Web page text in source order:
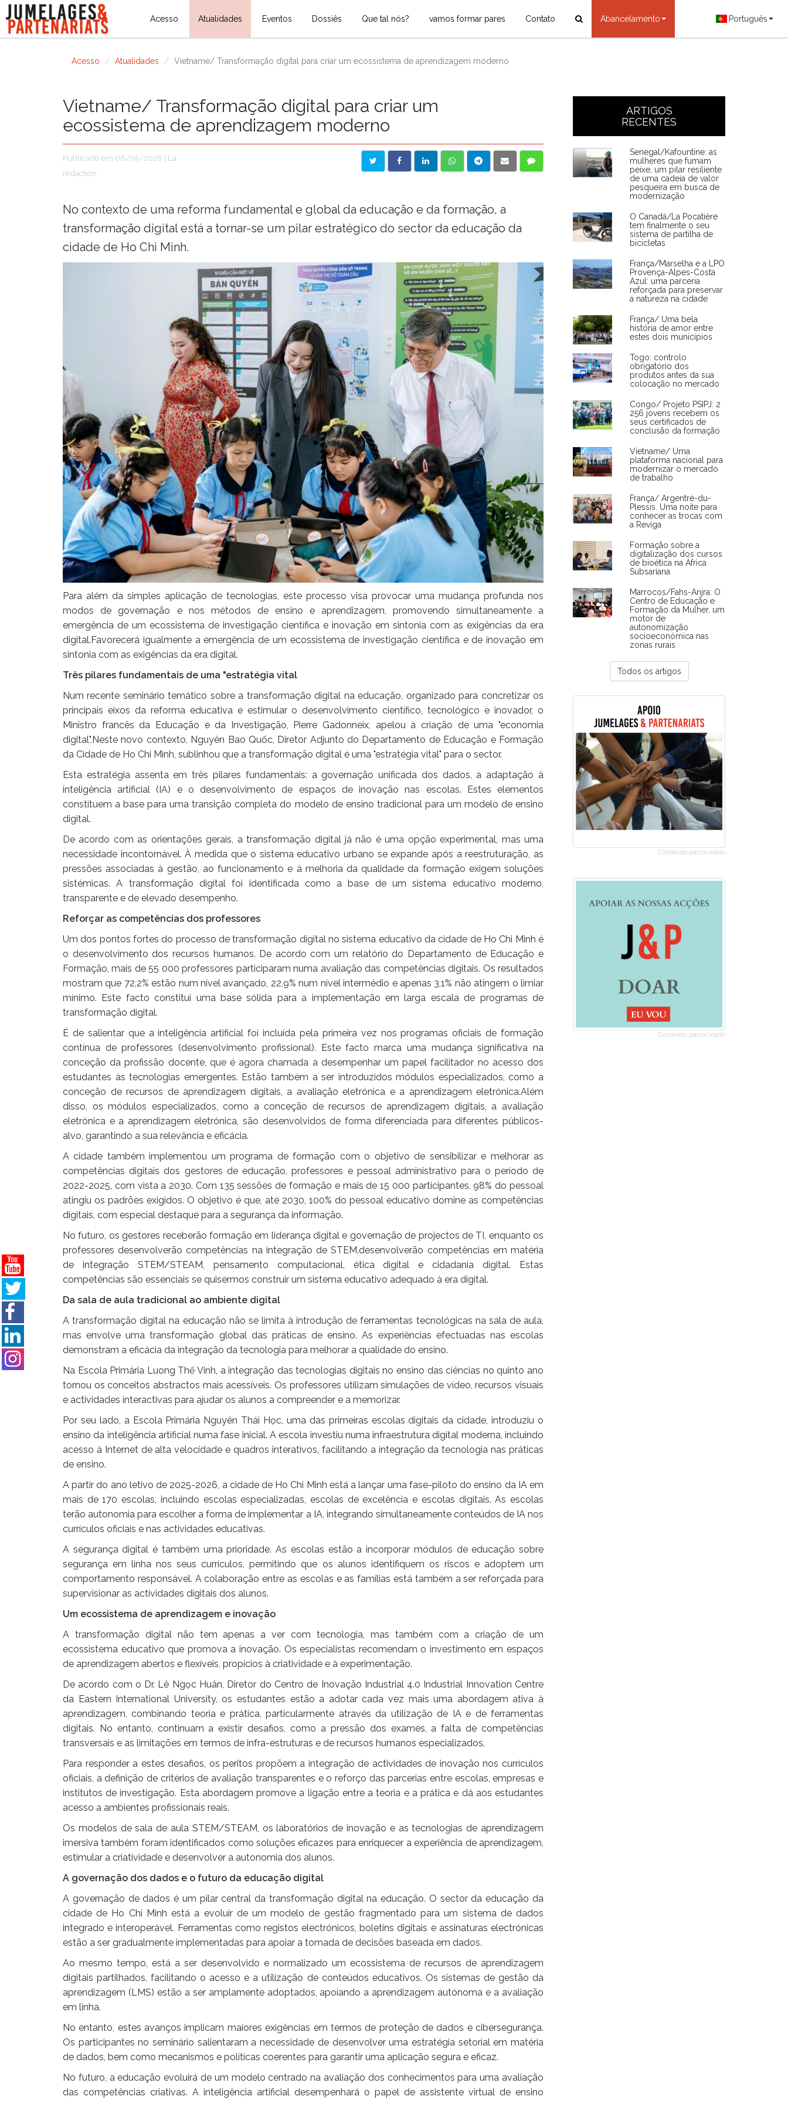
Acesso Atualidades Eventos Dossiês Que tal nós? vamos formar pares Contato Abancelamento Português
Acesso Atualidades Vietname/ Transformação digital para criar um ecossistema de aprendizagem moderno
Vietname/ Transformação digital para criar um
ecossistema de aprendizagem moderno
Publicado em 08/05/2026 | La
rédaction
No contexto de uma reforma fundamental e global da educação e da formação, a
transformação digital está a tornar-se um pilar estratégico do sector da educação da
cidade de Ho Chi Minh.
Para além da simples aplicação de tecnologias, este processo visa provocar uma mudança profunda nos
modos de governação e nos métodos de ensino e aprendizagem, promovendo simultaneamente a
emergência de um ecossistema de investigação científica e inovação em sintonia com as exigências da era
digital.Favorecerá igualmente a emergência de um ecossistema de investigação científica e de inovação em
sintonia com as exigências da era digital.
Três pilares fundamentais de uma "estratégia vital
Num recente seminário temático sobre a transformação digital na educação, organizado para concretizar os
principais eixos da reforma educativa e estimular o desenvolvimento científico, tecnológico e inovador, o
Ministro francês da Educação e da Investigação, Pierre Gadonneix, apelou à criação de uma "economia
digital".Neste novo contexto, Nguyên Bao Quốc, Diretor Adjunto do Departamento de Educação e Formação
da Cidade de Ho Chi Minh, sublinhou que a transformação digital é uma "estratégia vital" para o sector.
Esta estratégia assenta em três pilares fundamentais: a governação unificada dos dados, a adaptação à
inteligência artificial (IA) e o desenvolvimento de espaços de inovação nas escolas. Estes elementos
constituem a base para uma transição completa do modelo de ensino tradicional para um modelo de ensino
digital.
De acordo com as orientações gerais, a transformação digital já não é uma opção experimental, mas uma
necessidade incontornável. À medida que o sistema educativo urbano se expande após a reestruturação, as
pressões associadas à gestão, ao funcionamento e à melhoria da qualidade da formação exigem soluções
sistémicas. A transformação digital foi identificada como a base de um sistema educativo moderno,
transparente e de elevado desempenho.
Reforçar as competências dos professores
Um dos pontos fortes do processo de transformação digital no sistema educativo da cidade de Ho Chi Minh é
o desenvolvimento dos recursos humanos. De acordo com um relatório do Departamento de Educação e
Formação, mais de 55 000 professores participaram numa avaliação das competências digitais. Os resultados
mostram que 72,2% estão num nível avançado, 22,9% num nível intermédio e apenas 3,1% não atingem o limiar
mínimo. Este facto constitui uma base sólida para a implementação em larga escala de programas de
transformação digital.
É de salientar que a inteligência artificial foi incluída pela primeira vez nos programas oficiais de formação
contínua de professores (desenvolvimento profissional). Este facto marca uma mudança significativa na
conceção da profissão docente, que é agora chamada a desempenhar um papel facilitador no acesso dos
estudantes às tecnologias emergentes. Estão também a ser introduzidos módulos especializados, como a
conceção de recursos de aprendizagem digitais, a avaliação eletrónica e a aprendizagem eletrónica.Além
disso, os módulos especializados, como a conceção de recursos de aprendizagem digitais, a avaliação
eletrónica e a aprendizagem eletrónica, são desenvolvidos de forma diferenciada para diferentes públicos-
alvo, garantindo a sua relevância e eficácia.
A cidade também implementou um programa de formação com o objetivo de sensibilizar e melhorar as
competências digitais dos gestores de educação, professores e pessoal administrativo para o período de
2022-2025, com vista a 2030. Com 135 sessões de formação e mais de 15 000 participantes, 98% do pessoal
atingiu os padrões exigidos. O objetivo é que, até 2030, 100% do pessoal educativo domine as competências
digitais, com especial destaque para a segurança da informação.
No futuro, os gestores receberão formação em liderança digital e governação de projectos de TI, enquanto os
professores desenvolverão competências na integração de STEM.desenvolverão competências em matéria
de integração STEM/STEAM, pensamento computacional, ética digital e cidadania digital. Estas
competências são essenciais se quisermos construir um sistema educativo adequado à era digital.
Da sala de aula tradicional ao ambiente digital
A transformação digital na educação não se limita à introdução de ferramentas tecnológicas na sala de aula,
mas envolve uma transformação global das práticas de ensino. As experiências efectuadas nas escolas
demonstram a eficácia da integração da tecnologia para melhorar a qualidade do ensino.
Na Escola Primária Luong Thế Vinh, a integração das tecnologias digitais no ensino das ciências no quinto ano
tornou os conceitos abstractos mais acessíveis. Os professores utilizam simulações de vídeo, recursos visuais
e actividades interactivas para ajudar os alunos a compreender e a memorizar.
Por seu lado, a Escola Primária Nguyên Thái Học, uma das primeiras escolas digitais da cidade, introduziu o
ensino da inteligência artificial numa fase inicial. A escola investiu numa infraestrutura digital moderna, incluindo
acesso à Internet de alta velocidade e quadros interativos, facilitando a integração da tecnologia nas práticas
de ensino.
A partir do ano letivo de 2025-2026, a cidade de Ho Chi Minh está a lançar uma fase-piloto do ensino da IA em
mais de 170 escolas, incluindo escolas especializadas, escolas de excelência e escolas digitais. As escolas
terão autonomia para escolher a forma de implementar a IA, integrando simultaneamente conteúdos de IA nos
currículos oficiais e nas actividades educativas.
A segurança digital é também uma prioridade. As escolas estão a incorporar módulos de educação sobre
segurança em linha nos seus currículos, permitindo que os alunos identifiquem os riscos e adoptem um
comportamento responsável. A colaboração entre as escolas e as famílias está também a ser reforçada para
supervisionar as actividades digitais dos alunos.
Um ecossistema de aprendizagem e inovação
A transformação digital não tem apenas a ver com tecnologia, mas também com a criação de um
ecossistema educativo que promova a inovação. Os especialistas recomendam o investimento em espaços
de aprendizagem abertos e flexíveis, propícios à criatividade e à experimentação.
De acordo com o Dr. Lê Ngọc Huân, Diretor do Centro de Inovação Industrial 4.0 Industrial Innovation Centre
da Eastern International University, os estudantes estão a adotar cada vez mais uma abordagem ativa à
aprendizagem, combinando teoria e prática, particularmente através da utilização de IA e de ferramentas
digitais. No entanto, continuam a existir desafios, como a pressão dos exames, a falta de competências
transversais e as limitações em termos de infra-estruturas e de recursos humanos especializados.
Para responder a estes desafios, os peritos propõem a integração de actividades de inovação nos currículos
oficiais, a definição de critérios de avaliação transparentes e o reforço das parcerias entre escolas, empresas e
institutos de investigação. Esta abordagem promove a ligação entre a teoria e a prática e dá aos estudantes
acesso a ambientes profissionais reais.
Os modelos de sala de aula STEM/STEAM, os laboratórios de inovação e as tecnologias de aprendizagem
imersiva também foram identificados como soluções eficazes para enriquecer a experiência de aprendizagem,
estimular a criatividade e desenvolver a autonomia dos alunos.
A governação dos dados e o futuro da educação digital
A governação de dados é um pilar central da transformação digital na educação. O sector da educação da
cidade de Ho Chi Minh está a evoluir de um modelo de gestão fragmentado para um sistema de dados
integrado e interoperável. Ferramentas como registos electrónicos, boletins digitais e assinaturas electrónicas
estão a ser gradualmente implementadas para apoiar a tomada de decisões baseada em dados.
Ao mesmo tempo, está a ser desenvolvido e normalizado um ecossistema de recursos de aprendizagem
digitais partilhados, facilitando o acesso e a utilização de conteúdos educativos. Os sistemas de gestão da
aprendizagem (LMS) estão a ser amplamente adoptados, apoiando a aprendizagem autónoma e a avaliação
em linha.
No entanto, estes avanços implicam maiores exigências em termos de proteção de dados e cibersegurança.
Os participantes no seminário salientaram a necessidade de desenvolver uma estratégia setorial em matéria
de dados, bem como mecanismos e políticas coerentes para garantir uma aplicação segura e eficaz.
No futuro, a educação evoluirá de um modelo centrado na avaliação dos conhecimentos para uma avaliação
das competências criativas. A inteligência artificial desempenhará o papel de assistente virtual de ensino
ARTIGOS
RECENTES
Senegal/Kafountine: as
mulheres que fumam
peixe, um pilar resiliente
de uma cadeia de valor
pesqueira em busca de
modernização
O Canadá/La Pocatière
tem finalmente o seu
sistema de partilha de
bicicletas
França/Marselha e a LPO
Provença-Alpes-Costa
Azul: uma parceria
reforçada para preservar
a natureza na cidade
França/ Uma bela
história de amor entre
estes dois municípios
Togo: controlo
obrigatório dos
produtos antes da sua
colocação no mercado
Congo/ Projeto PSIPJ: 2
256 jovens recebem os
seus certificados de
conclusão da formação
Vietname/ Uma
plataforma nacional para
modernizar o mercado
de trabalho
França/ Argentré-du-
Plessis. Uma noite para
conhecer as trocas com
a Reviga
Formação sobre a
digitalização dos cursos
de bioética na África
Subsariana
Marrocos/Fahs-Anjra: O
Centro de Educação e
Formação da Mulher, um
motor de
autonomização
socioeconómica nas
zonas rurais
Todos os artigos
Conteúdo patrocinado
Conteúdo patrocinado